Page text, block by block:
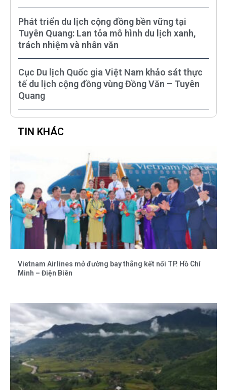
Phát triển du lịch cộng đồng bền vững tại
Tuyên Quang: Lan tỏa mô hình du lịch xanh,
trách nhiệm và nhân văn
Cục Du lịch Quốc gia Việt Nam khảo sát thực
tế du lịch cộng đồng vùng Đồng Văn – Tuyên
Quang
TIN KHÁC
Vietnam Airlines mở đường bay thẳng kết nối TP. Hồ Chí
Minh – Điện Biên